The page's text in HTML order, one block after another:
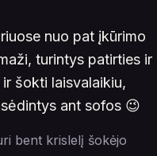
nuo pat įkūrimo
turintys patirties ir
šokti laisvalaikiu,
ant sofos 😉
bent krislelį šokėjo